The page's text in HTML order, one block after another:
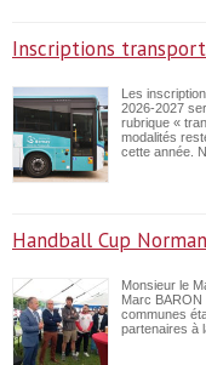
Inscriptions
Les
2026‑2027
rubrique «
modalités
cette année.
Handball Cup
Monsieur le
Marc
communes
partenaires à